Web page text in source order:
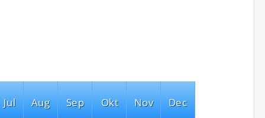
Jul Aug Sep Okt Nov Dec